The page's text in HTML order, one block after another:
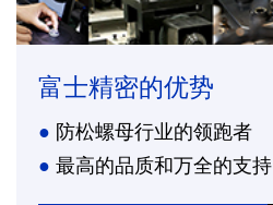
富士精密的优势
防松螺母行业的领跑者
最高的品质和万全的支持